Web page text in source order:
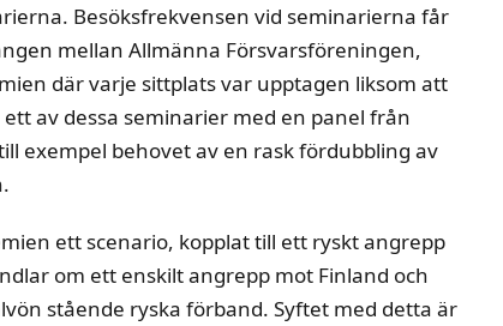
Besöksfrekvensen vid seminarierna får
mellan Allmänna Försvarsföreningen,
där varje sittplats var upptagen liksom att
av dessa seminarier med en panel från
exempel behovet av en rask fördubbling av
ett scenario, kopplat till ett ryskt angrepp
om ett enskilt angrepp mot Finland och
stående ryska förband. Syftet med detta är